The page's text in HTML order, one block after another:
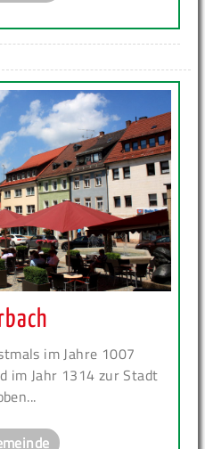
im Jahre 1007
im Jahr 1314 zur Stadt